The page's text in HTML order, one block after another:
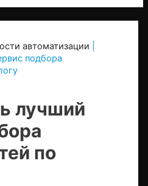
автоматизации
подбора
лучший
по